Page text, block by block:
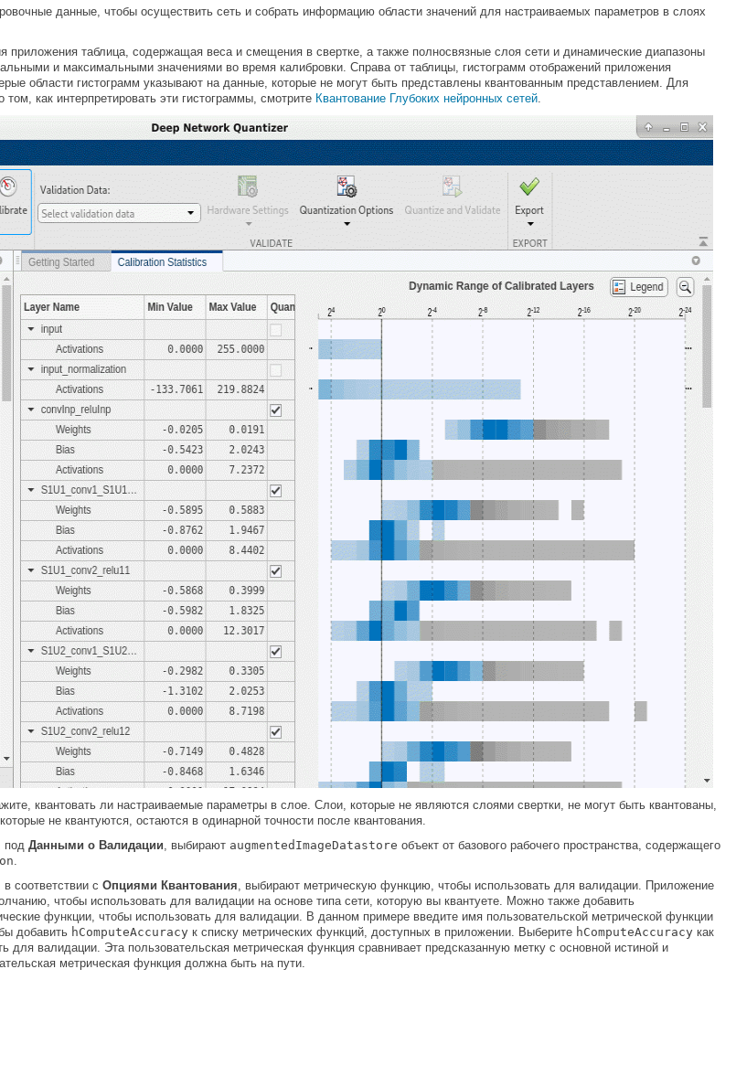
данные, чтобы осуществить сеть и собрать информацию области значений для настраиваемых параметров в слоях
приложения таблица, содержащая веса и смещения в свертке, а также полносвязные слоя сети и динамические диапазоны
и максимальными значениями во время калибровки. Справа от таблицы, гистограмм отображений приложения
области гистограмм указывают на данные, которые не могут быть представлены квантованным представлением. Для
как интерпретировать эти гистограммы, смотрите Квантование Глубоких нейронных сетей.
квантовать ли настраиваемые параметры в слое. Слои, которые не являются слоями свертки, не могут быть квантованы,
не квантуются, остаются в одинарной точности после квантования.
под Данными о Валидации, выбирают augmentedImageDatastore объект от базового рабочего пространства, содержащего
.
соответствии с Опциями Квантования, выбирают метрическую функцию, чтобы использовать для валидации. Приложение
чтобы использовать для валидации на основе типа сети, которую вы квантуете. Можно также добавить
функции, чтобы использовать для валидации. В данном примере введите имя пользовательской метрической функции
добавить hComputeAccuracy к списку метрических функций, доступных в приложении. Выберите hComputeAccuracy как
для валидации. Эта пользовательская метрическая функция сравнивает предсказанную метку с основной истиной и
метрическая функция должна быть на пути.